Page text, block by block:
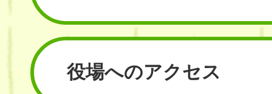
役場へのアクセス